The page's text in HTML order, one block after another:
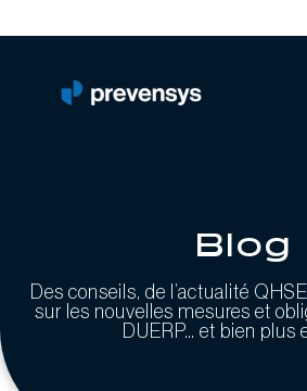
Blog
Des conseils, de l’actualité
sur les nouvelles mesures et
DUERP… et bien plus